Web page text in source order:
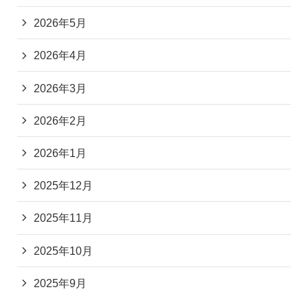
2026年5月
2026年4月
2026年3月
2026年2月
2026年1月
2025年12月
2025年11月
2025年10月
2025年9月